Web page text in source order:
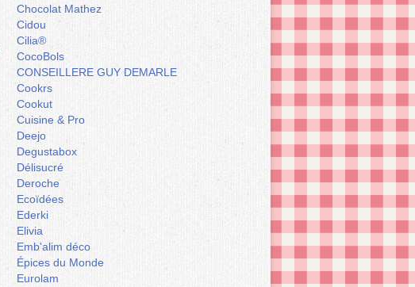
Chocolat Mathez
Cidou
Cilia®
CocoBols
CONSEILLERE GUY DEMARLE
Cookrs
Cookut
Cuisine & Pro
Deejo
Degustabox
Délisucré
Deroche
Ecoïdées
Ederki
Elivia
Emb'alim déco
Épices du Monde
Eurolam